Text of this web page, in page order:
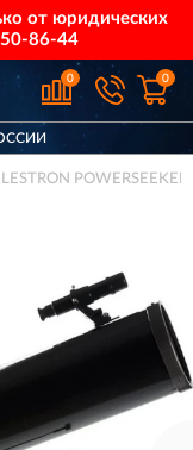
от юридических
86-44
0 0